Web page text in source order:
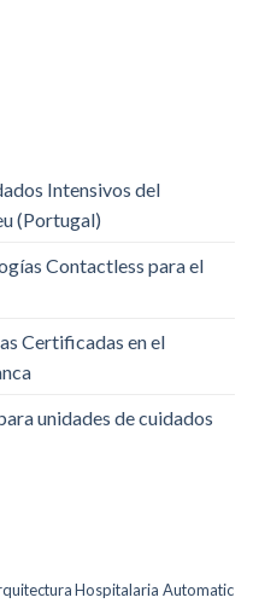
Intensivos del
(Portugal)
Contactless para el
Certificadas en el
unidades de cuidados
Hospitalaria Automatic